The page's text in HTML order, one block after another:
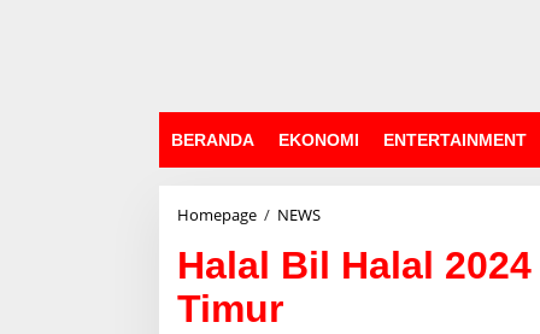
BERANDA EKONOMI ENTERTAINMENT
Homepage / NEWS
l
a
Halal Bil Halal
Timur